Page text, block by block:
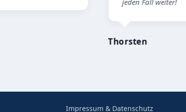
Impressum & Datenschutz